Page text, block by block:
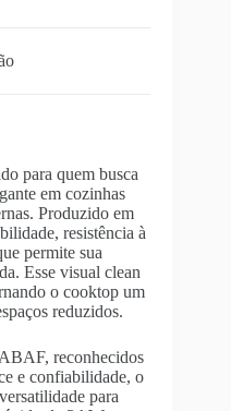
para quem busca
em cozinhas
Produzido em
resistência à
permite sua
Esse visual clean
o cooktop um
reduzidos.
reconhecidos
e confiabilidade, o
para